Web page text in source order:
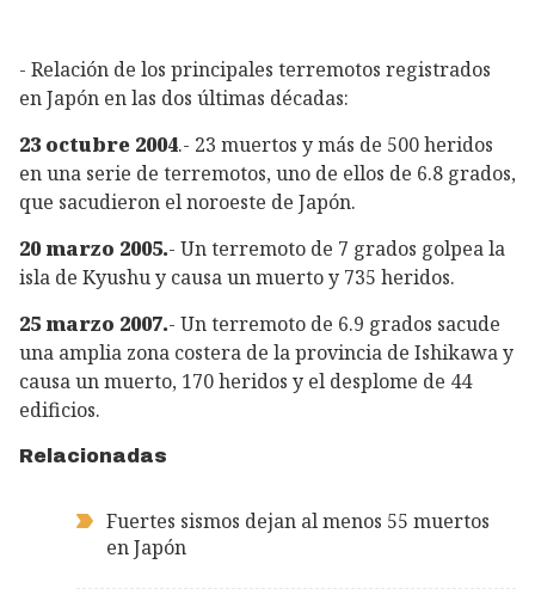
- Relación de los principales terremotos registrados
en Japón en las dos últimas décadas:
23 octubre 2004.- 23 muertos y más de 500 heridos
en una serie de terremotos, uno de ellos de 6.8 grados,
que sacudieron el noroeste de Japón.
20 marzo 2005.- Un terremoto de 7 grados golpea la
isla de Kyushu y causa un muerto y 735 heridos.
25 marzo 2007.- Un terremoto de 6.9 grados sacude
una amplia zona costera de la provincia de Ishikawa y
causa un muerto, 170 heridos y el desplome de 44
edificios.
Relacionadas
Fuertes sismos dejan al menos 55 muertos
en Japón